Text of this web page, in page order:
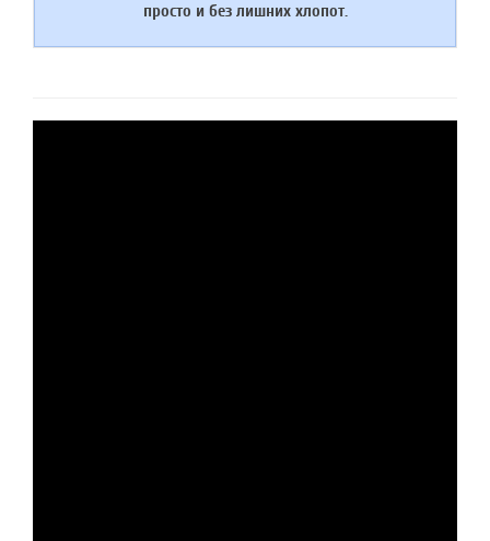
просто и без лишних хлопот.